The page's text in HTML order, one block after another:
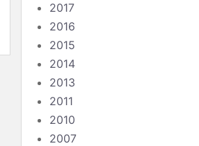
2017
2016
2015
2014
2013
2011
2010
2007